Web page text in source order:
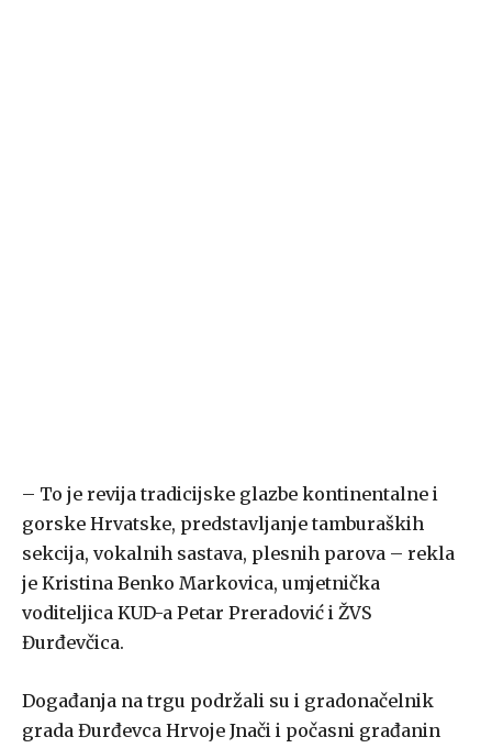
– To je revija tradicijske glazbe kontinentalne i
gorske Hrvatske, predstavljanje tamburaških
sekcija, vokalnih sastava, plesnih parova – rekla
je Kristina Benko Markovica, umjetnička
voditeljica KUD-a Petar Preradović i ŽVS
Đurđevčica.
Događanja na trgu podržali su i gradonačelnik
grada Đurđevca Hrvoje Jnači i počasni građanin